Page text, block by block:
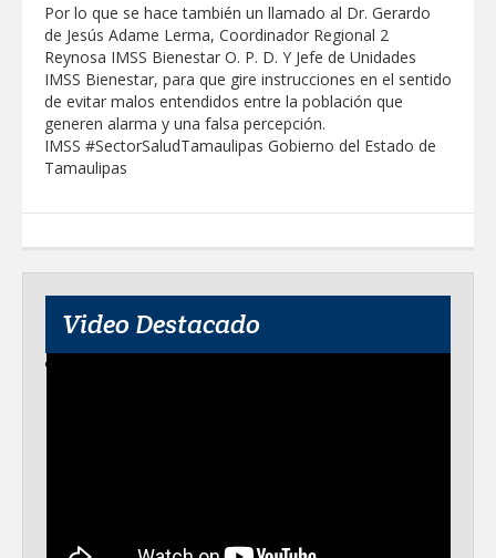
Por lo que se hace también un llamado al Dr. Gerardo
de Jesús Adame Lerma, Coordinador Regional 2
Reynosa IMSS Bienestar O. P. D. Y Jefe de Unidades
IMSS Bienestar, para que gire instrucciones en el sentido
de evitar malos entendidos entre la población que
generen alarma y una falsa percepción.
IMSS #SectorSaludTamaulipas Gobierno del Estado de
Tamaulipas
Video Destacado